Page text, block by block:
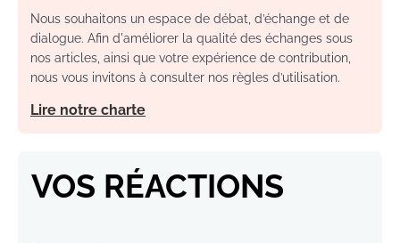
Nous souhaitons un espace de débat, d’échange et de
dialogue. Afin d'améliorer la qualité des échanges sous
nos articles, ainsi que votre expérience de contribution,
nous vous invitons à consulter nos règles d’utilisation.
Lire notre charte
VOS RÉACTIONS